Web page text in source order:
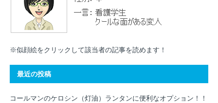
※似顔絵をクリックして該当者の記事を読めます！
最近の投稿
コールマンのケロシン（灯油）ランタンに便利なオプション！！